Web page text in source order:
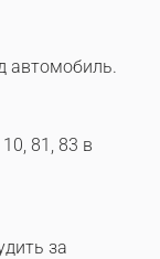
автомобиль.
81, 83 в
за